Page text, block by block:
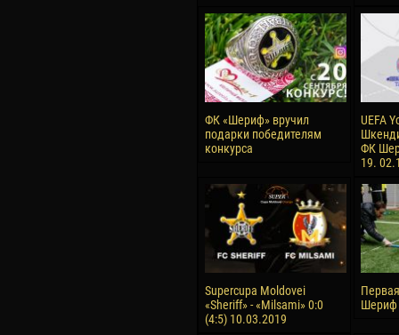
ФК «Шериф» вручил
подарки победителям
конкурса
UEFA
ФК
19.
Supercupa Moldovei
«Sheriff» - «Milsami» 0:0
(4:5) 10.03.2019
Шериф